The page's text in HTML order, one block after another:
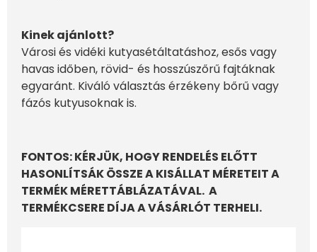
Kinek ajánlott?
Városi és vidéki kutyasétáltatáshoz, esős vagy
havas időben, rövid- és hosszúszőrű fajtáknak
egyaránt. Kiváló választás érzékeny bőrű vagy
fázós kutyusoknak is.
FONTOS: KÉRJÜK, HOGY RENDELÉS ELŐTT
HASONLÍTSÁK ÖSSZE A KISÁLLAT MÉRETEIT A
TERMÉK MÉRETTÁBLÁZATÁVAL. A
TERMÉKCSERE DÍJA A VÁSÁRLÓT TERHELI.